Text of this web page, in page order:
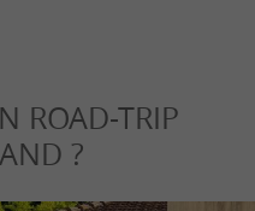
ROAD-TRIP
?